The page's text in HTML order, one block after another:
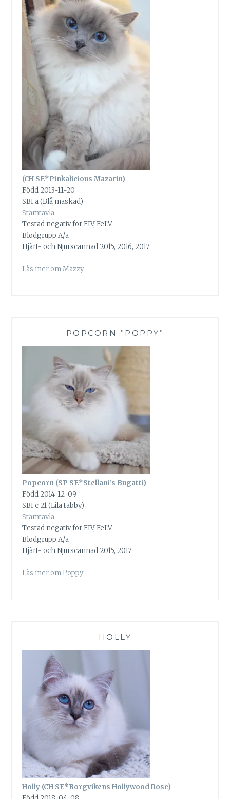
(CH SE*Pinkalicious Mazarin)
Född 2013-11-20
SBI a (Blå maskad)
Stamtavla
Testad negativ för FIV, FeLV
Blodgrupp A/a
Hjärt- och Njurscannad 2015, 2016, 2017
Läs mer om Mazzy
POPCORN ”POPPY”
Popcorn (SP SE*Stellani’s Bugatti)
Född 2014-12-09
SBI c 21 (Lila tabby)
Stamtavla
Testad negativ för FIV, FeLV
Blodgrupp A/a
Hjärt- och Njurscannad 2015, 2017
Läs mer om Poppy
HOLLY
Holly (CH SE*Borgvikens Hollywood Rose)